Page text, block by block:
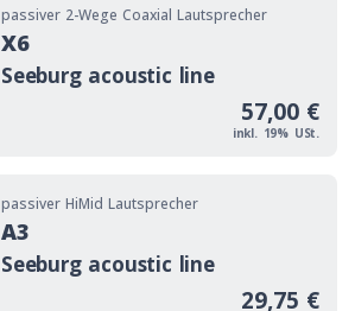
X6 Bild
passiver 2-Wege Coaxial Lautsprecher
X6
Seeburg acoustic line
57,00 €
inkl. 19% USt.
A3 Bild
passiver HiMid Lautsprecher
A3
Seeburg acoustic line
29,75 €